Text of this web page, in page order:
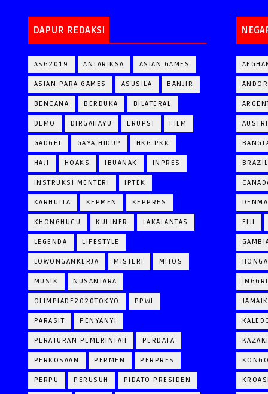
DAPUR REDAKSI
ASG2019 ANTARIKSA ASIAN GAMES
ASIAN PARA GAMES ASUSILA BANJIR
BENCANA BERDUKA BILATERAL
DEMO DIRGAHAYU ERUPSI FILM
GADGET GAYA HIDUP HKG PKK
HAJI HOAKS IBUANAK INPRES
INSTRUKSI MENTERI IPTEK
KARHUTLA KEPMEN KEPPRES
KHONGHUCU KULINER LAKALANTAS
LEGENDA LIFESTYLE
LOWONGANKERJA MISTERI MITOS
MUSIK NUSANTARA
OLIMPIADE2020TOKYO PPWI
PARASIT PENYANYI
PERATURAN PEMERINTAH PERDATA
PERKOSAAN PERMEN PERPRES
PERPU PERUSUH PIDATO PRESIDEN
BRAZIL
FIJI